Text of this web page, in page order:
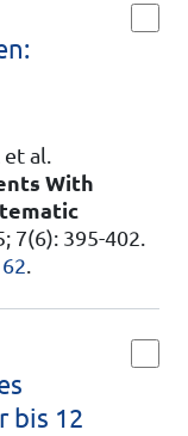
et al.
With
7(6): 395-402.
.
bis 12